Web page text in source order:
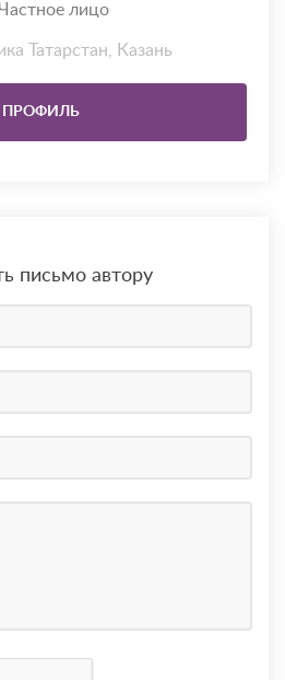
лицо
Татарстан, Казань
ПРОФИЛЬ
письмо автору